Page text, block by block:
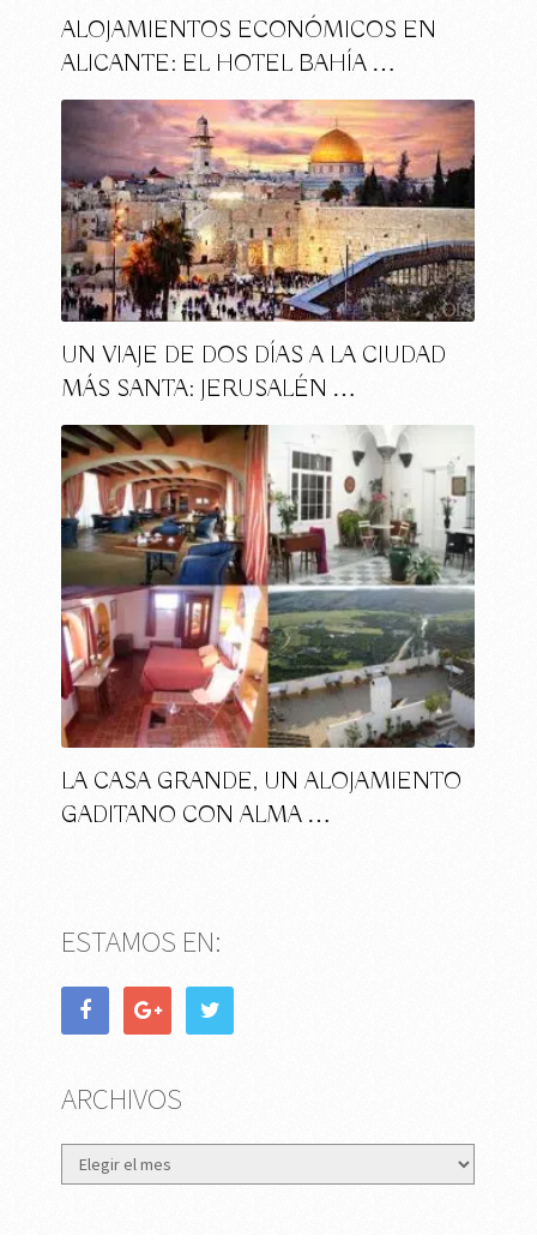
ALOJAMIENTOS ECONÓMICOS EN
ALICANTE: EL HOTEL BAHÍA …
UN VIAJE DE DOS DÍAS A LA CIUDAD
MÁS SANTA: JERUSALÉN …
LA CASA GRANDE, UN ALOJAMIENTO
GADITANO CON ALMA …
ESTAMOS EN:
ARCHIVOS
Archivos